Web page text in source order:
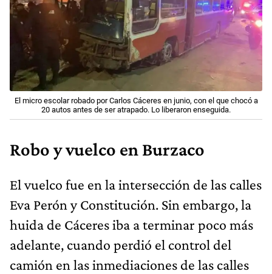
El micro escolar robado por Carlos Cáceres en junio, con el que chocó a
20 autos antes de ser atrapado. Lo liberaron enseguida.
Robo y vuelco en Burzaco
El vuelco fue en la intersección de las calles
Eva Perón y Constitución. Sin embargo, la
huida de Cáceres iba a terminar poco más
adelante, cuando perdió el control del
camión en las inmediaciones de las calles